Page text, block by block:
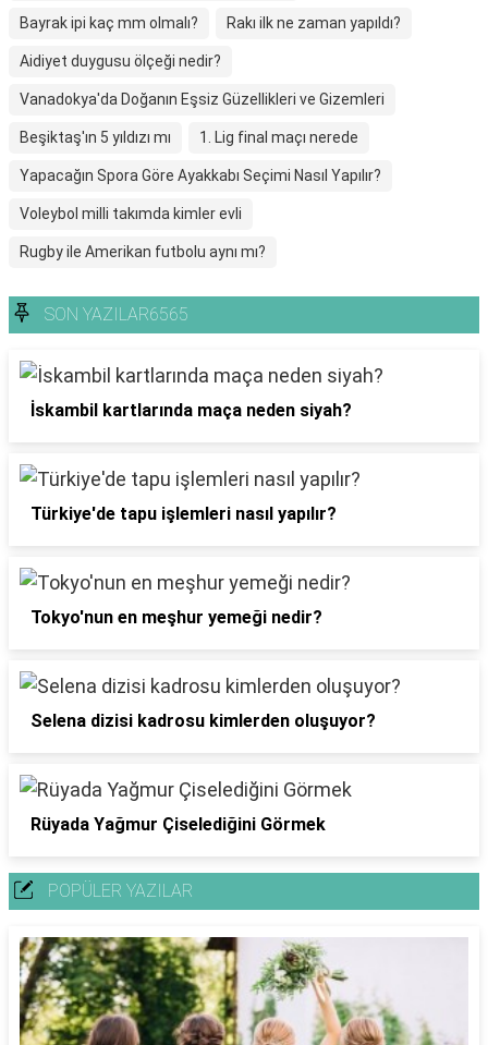
Bayrak ipi kaç mm olmalı? Rakı ilk ne zaman yapıldı?
Aidiyet duygusu ölçeği nedir?
Vanadokya'da Doğanın Eşsiz Güzellikleri ve Gizemleri
Beşiktaş'ın 5 yıldızı mı 1. Lig final maçı nerede
Yapacağın Spora Göre Ayakkabı Seçimi Nasıl Yapılır?
Voleybol milli takımda kimler evli
Rugby ile Amerikan futbolu aynı mı?
SON YAZILAR6565
İskambil kartlarında maça neden siyah?
Türkiye'de tapu işlemleri nasıl yapılır?
Tokyo'nun en meşhur yemeği nedir?
Selena dizisi kadrosu kimlerden oluşuyor?
Rüyada Yağmur Çiselediğini Görmek
POPÜLER YAZILAR